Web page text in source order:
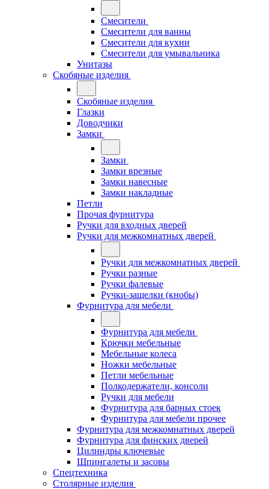
Смесители
Смесители для ванны
Смесители для кухни
Смесители для умывальника
Унитазы
Скобяные изделия
Скобяные изделия
Глазки
Доводчики
Замки
Замки
Замки врезные
Замки навесные
Замки накладные
Петли
Прочая фурнитура
Ручки для входных дверей
Ручки для межкомнатных дверей
Ручки для межкомнатных дверей
Ручки разные
Ручки фалевые
Ручки-защелки (кнобы)
Фурнитура для мебели
Фурнитура для мебели
Крючки мебельные
Мебельные колеса
Ножки мебельные
Петли мебельные
Полкодержатели, консоли
Ручки для мебели
Фурнитура для барных стоек
Фурнитура для мебели прочее
Фурнитура для межкомнатных дверей
Фурнитура для финских дверей
Цилиндры ключевые
Шпингалеты и засовы
Спецтехника
Столярные изделия